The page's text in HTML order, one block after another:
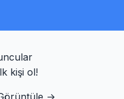
kişi ol!
→